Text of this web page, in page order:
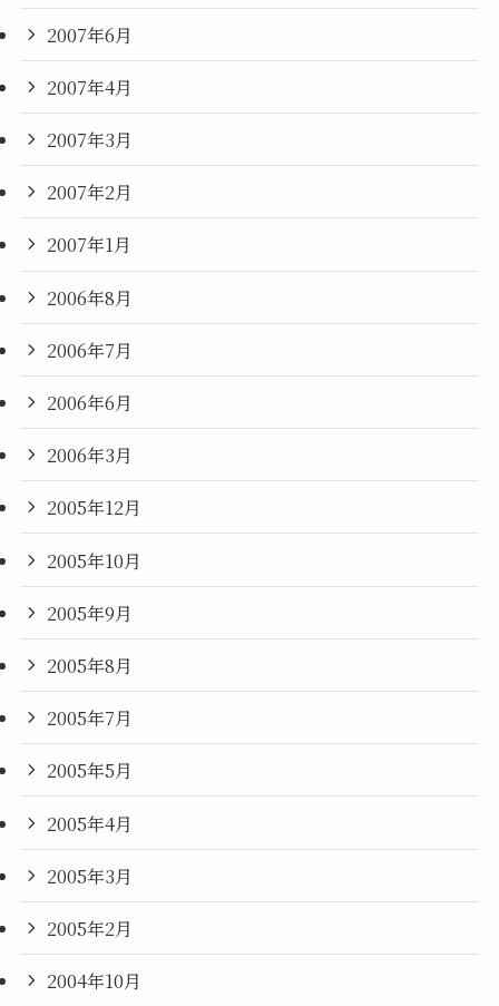
2007年6月
2007年4月
2007年3月
2007年2月
2007年1月
2006年8月
2006年7月
2006年6月
2006年3月
2005年12月
2005年10月
2005年9月
2005年8月
2005年7月
2005年5月
2005年4月
2005年3月
2005年2月
2004年10月